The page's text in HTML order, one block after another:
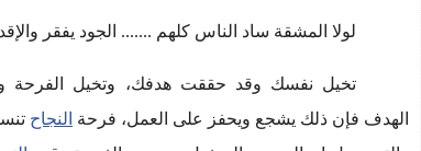
لولا المشقة ساد الناس كلهم ....... الجود يفقر
تخيل نفسك وقد حققت هدفك، وتخيل الفرحة
الهدف فإن ذلك يشجع ويحفز على العمل، فرحة النجاح